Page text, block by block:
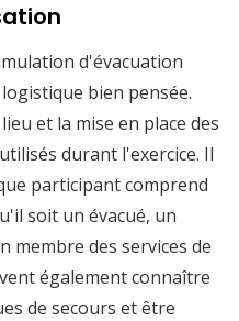
d'évacuation
bien pensée.
et la mise en place des
durant l'exercice. Il
participant comprend
soit un évacué, un
membre des services de
également connaître
de secours et être